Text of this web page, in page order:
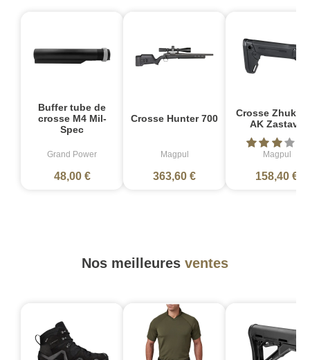
Buffer tube de
crosse M4 Mil-
Spec
Grand Power
48,00 €
Crosse Hunter 700
Magpul
363,60 €
Crosse
AK Zastava
Magpul
158,40 €
Nos meilleures ventes